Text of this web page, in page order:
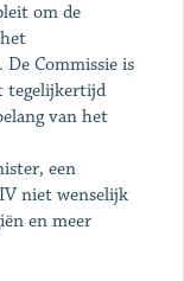
om de
Commissie is
tegelijkertijd
van het
een
niet wenselijk
en meer